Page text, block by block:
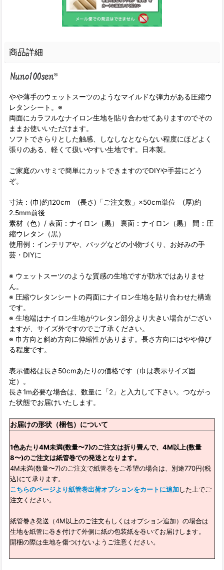
商品詳細
やや薄手のウェットスーツのようなマイルドな弾力がある圧縮ウ
レタンシート。※
両面にカラフルなナイロン生地を貼り合わせてありますのでその
ままお使いいただけます。
ソフトでさらりとした触感、しなしなとならない程度にほどよく
張りのある、軽くて扱いやすい生地です。日本製。
ご家庭のハサミで簡単にカットできますのでDIYや手芸にどう
ぞ。
寸法：(巾)約120cm (長さ)「ご注文数」×50cm単位 (厚)約
2.5mm前後
素材（色）/ 表面：ナイロン（黒） 裏面：ナイロン（黒） 間：圧
縮ウレタン（黒）
使用例：インテリアや、バッグなどの小物づくり、お好みの手
芸・DIYに
※ ウェットスーツのような質感の生地ですが防水ではありませ
ん。
※ 圧縮ウレタンシートの両面にナイロン生地を貼り合わせた構造
です。
※ 生地端はナイロン生地がウレタン部分より大きい場合がござい
ますが、サイズ外ですのでご了承ください。
※ 巾方向と斜め方向に伸縮性があります。長さ方向にはやや伸び
る程度です。
表示価格は長さ50cmあたりの価格です（巾は表示サイズ固
定）。
長さ1m必要な場合は、数量に「2」と入力して下さい。つながっ
た状態でお届けいたします。
お届けの形状（梱包）について
1色あたり4M未満(数量〜7)のご注文は折り畳んで、4M以上(数量
8〜)のご注文は紙管巻での発送となります。
4M未満(数量〜7)のご注文で紙管巻をご希望の場合は、別途770円(税
込)にて承ります。
こちらのページより紙管巻出荷オプションをカートに追加した上でご
注文ください。
紙管巻き発送（4M以上のご注文もしくはオプション追加）の場合は
生地を紙管に巻き付けて外側に紙の包装紙を巻いてお届けします。
開梱の際は生地を傷つけないようご注意ください。